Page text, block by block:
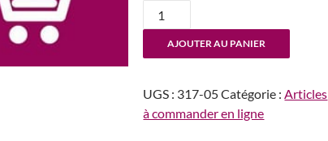
quantité
de
n°317-
La
Gestion
des
AJOUTER AU PANIER
UGS : 317-05Catégorie :Articles
à commander en ligne